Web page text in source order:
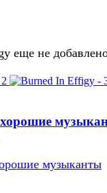
еще не
хорошие